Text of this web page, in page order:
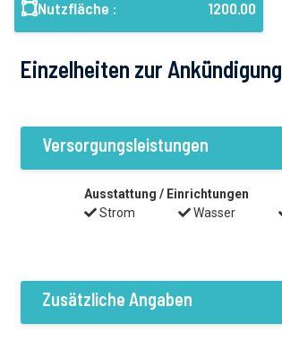
Nutzfläche : 1200.00
Einzelheiten zur Ankündigung
Versorgungsleistungen
Ausstattung / Einrichtungen
Strom
Wasser
Zusätzliche Angaben